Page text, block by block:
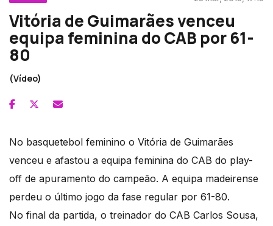
Vitória de Guimarães venceu
equipa feminina do CAB por 61-
80
(Vídeo)
No basquetebol feminino o Vitória de Guimarães
venceu e afastou a equipa feminina do CAB do play-
off de apuramento do campeão. A equipa madeirense
perdeu o último jogo da fase regular por 61-80.
No final da partida, o treinador do CAB Carlos Sousa,